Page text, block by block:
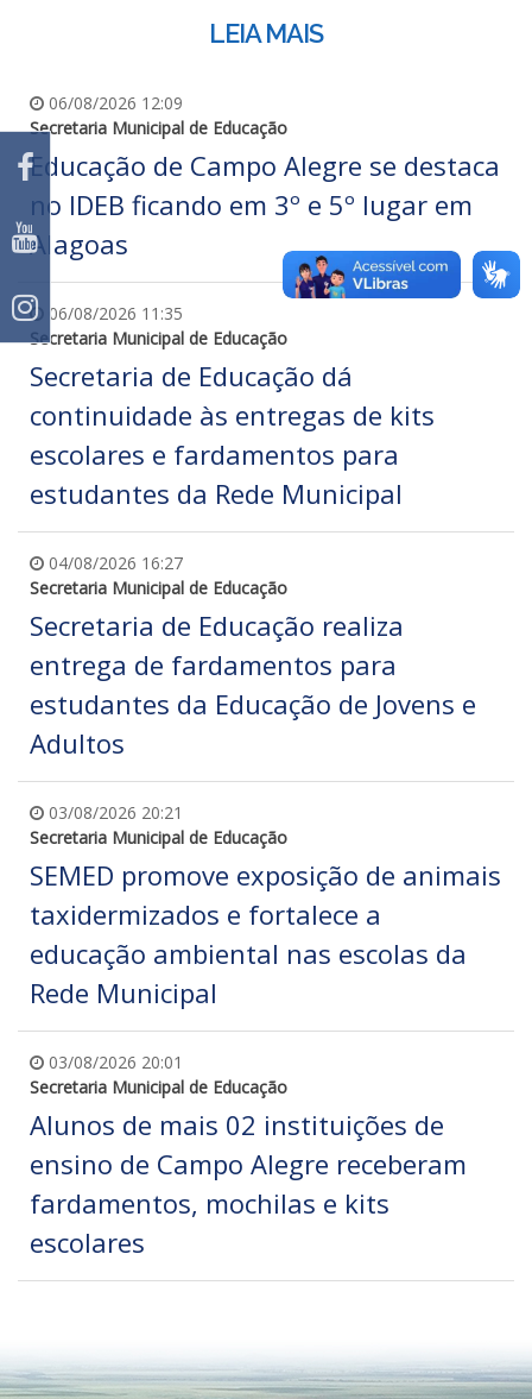
LEIA MAIS
06/08/2026 12:09
Secretaria Municipal de Educação
Educação de Campo Alegre se destaca
no IDEB ficando em 3º e 5º lugar em
Alagoas
06/08/2026 11:35
Secretaria Municipal de Educação
Secretaria de Educação dá
continuidade às entregas de kits
escolares e fardamentos para
estudantes da Rede Municipal
04/08/2026 16:27
Secretaria Municipal de Educação
Secretaria de Educação realiza
entrega de fardamentos para
estudantes da Educação de Jovens e
Adultos
03/08/2026 20:21
Secretaria Municipal de Educação
SEMED promove exposição de animais
taxidermizados e fortalece a
educação ambiental nas escolas da
Rede Municipal
03/08/2026 20:01
Secretaria Municipal de Educação
Alunos de mais 02 instituições de
ensino de Campo Alegre receberam
fardamentos, mochilas e kits
escolares